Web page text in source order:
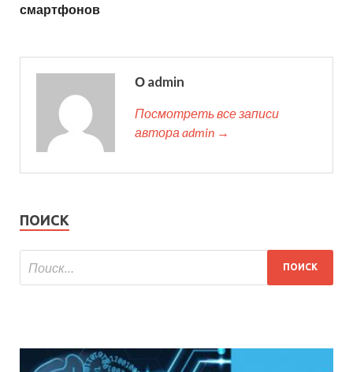
смартфонов
О admin
Посмотреть все записи
автора admin →
ПОИСК